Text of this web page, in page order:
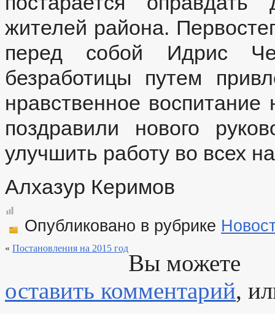
_
Прием граждан
Обращение к главе
Интернет приемная
График приема граждан
Обзоры обращений граждан
Форма обращений и заявлений
Порядок рассмотрения обращений
жителей района.
перед собой Идрис
безработицы путем
нравственное
поздравили нового
улучшить работу во всех
Алхазур Керимов
Опубликовано в рубрике
« Постановления на 2015 год
Вы можете
оставить комментарий,